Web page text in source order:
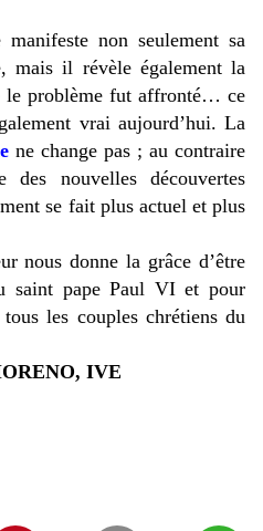
non seulement sa
mais il révèle également la
le problème fut affronté… ce
vrai aujourd’hui. La
ne change pas ; au contraire
nouvelles découvertes
se fait plus actuel et plus
nous donne la grâce d’être
saint pape Paul VI et pour
les couples chrétiens du
IVE